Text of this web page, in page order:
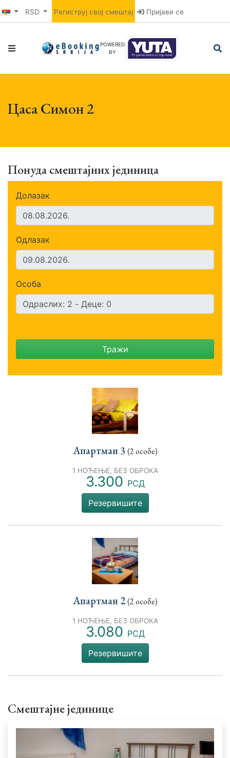
RSD Региструј свој смештај Пријави се
POWERED
BY
Цаса Симон 2
Понуда смештајних јединица
Долазак
Одлазак
Особа
Тражи
Апартман 3 (2 особе)
1 НОЋЕЊЕ, БЕЗ ОБРОКА
3.300 РСД
Резервишите
Апартман 2 (2 особе)
1 НОЋЕЊЕ, БЕЗ ОБРОКА
3.080 РСД
Резервишите
Смештајне јединице